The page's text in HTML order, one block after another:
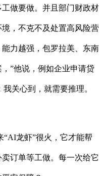
做要做。并且部门财政材
，不克不及处置高风险营
力越强，包罗拉美、东南
”他说，例如企业申请贷
关心到，就需要推理。
龙虾”很火，它才能帮
订单等工做。每一次给它